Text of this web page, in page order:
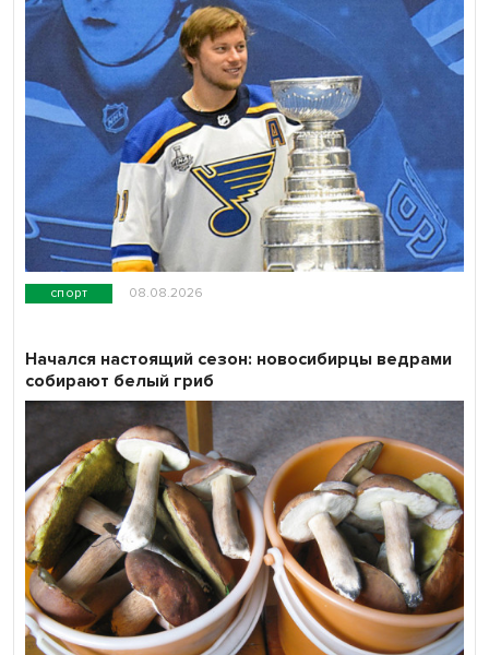
спорт 08.08.2026
Начался настоящий сезон: новосибирцы ведрами
собирают белый гриб